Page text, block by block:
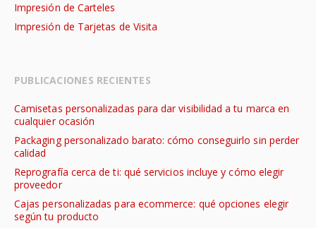
Impresión de Carteles
Impresión de Tarjetas de Visita
PUBLICACIONES RECIENTES
Camisetas personalizadas para dar visibilidad a tu marca en
cualquier ocasión
Packaging personalizado barato: cómo conseguirlo sin perder
calidad
Reprografía cerca de ti: qué servicios incluye y cómo elegir
proveedor
Cajas personalizadas para ecommerce: qué opciones elegir
según tu producto